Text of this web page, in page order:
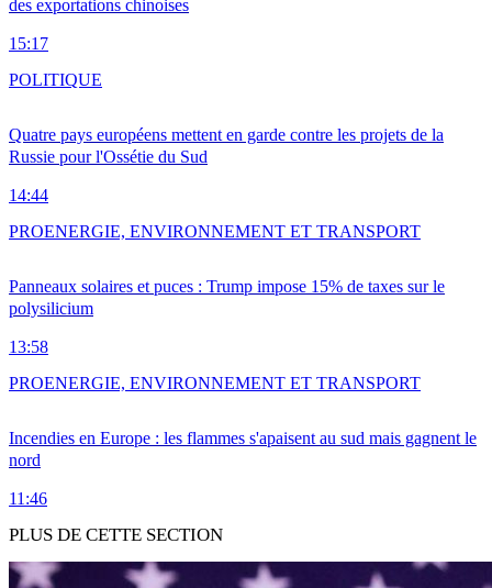
des exportations chinoises
15:17
Quatre pays européens mettent en garde contre les projets de la
Russie pour l'Ossétie du Sud
14:44
POLITIQUE
Panneaux solaires et puces : Trump impose 15% de taxes sur le
polysilicium
13:58
PROENERGIE, ENVIRONNEMENT ET TRANSPORT
Incendies en Europe : les flammes s'apaisent au sud mais gagnent le
nord
11:46
PROENERGIE, ENVIRONNEMENT ET TRANSPORT
PLUS DE CETTE SECTION